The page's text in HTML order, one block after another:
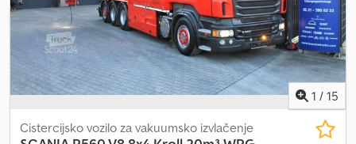
vozila na Dizel, emisiona klasa: Euro2, kuka za prikolicu, osnovna
boja: crvena, ogibljenje: lisnate opruge, nosivost (kg): 2345,
pomoćna kočnica (tip): kočnica motora Tip nadogradnje: DB
kiperska nadogradnja sa tri strane, tehnički ispravno, tehnički
pregled do 2026, HSN/TSN: Greške u opisu su moguće. Dodpfx
Aswyuvtegfjck
1 / 15
Cistercijsko vozilo za vakuumsko izvlačenje